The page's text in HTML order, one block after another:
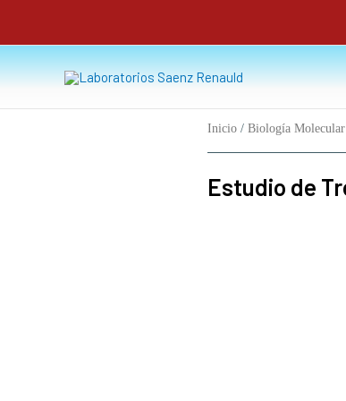
contenido
Inicio / Biología Molecular
Estudio de